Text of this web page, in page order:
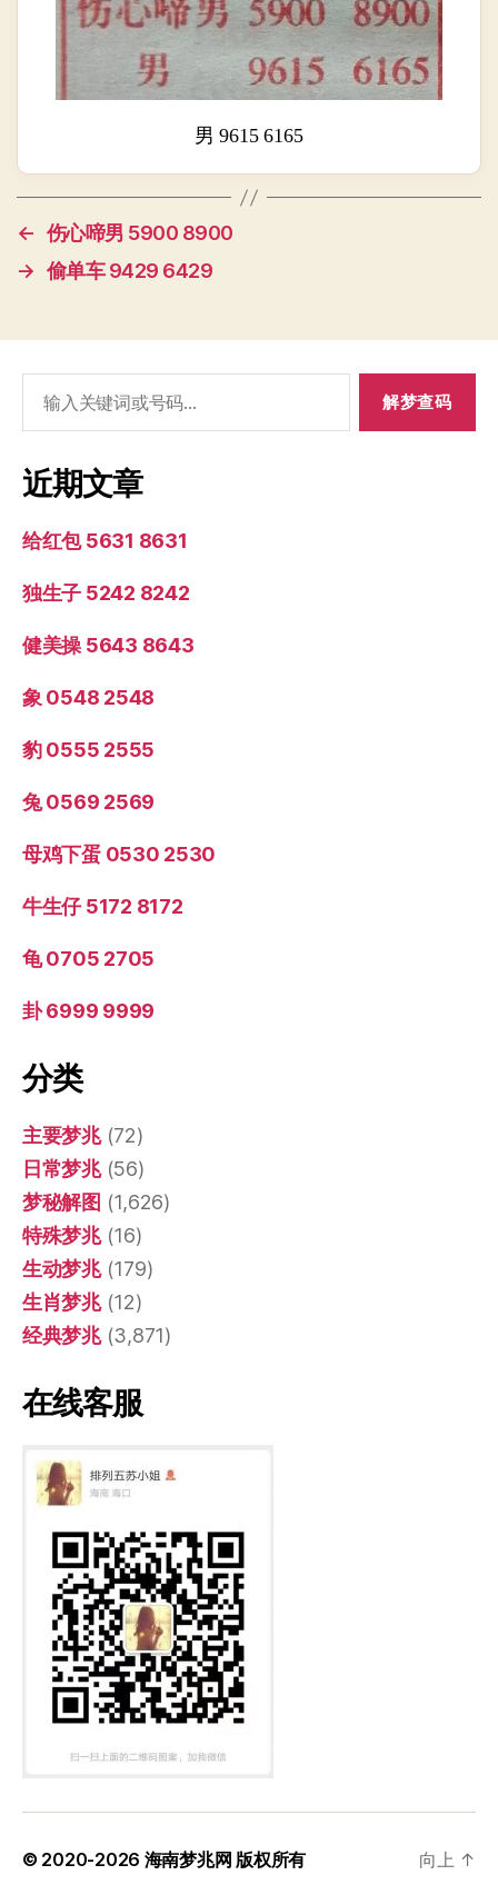
男 9615 6165
← 伤心啼男 5900 8900
→ 偷单车 9429 6429
索：
近期文章
给红包 5631 8631
独生子 5242 8242
健美操 5643 8643
象 0548 2548
豹 0555 2555
兔 0569 2569
母鸡下蛋 0530 2530
牛生仔 5172 8172
龟 0705 2705
卦 6999 9999
分类
主要梦兆(72)
日常梦兆(56)
梦秘解图 (1,626)
特殊梦兆(16)
生动梦兆(179)
生肖梦兆(12)
经典梦兆(3,871)
在线客服
© 2020-2026 海南梦兆网 版权所有 向上 ↑